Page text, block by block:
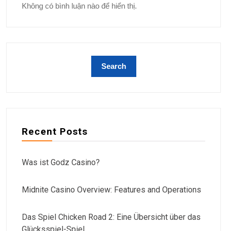
Không có bình luận nào để hiển thị.
Recent Posts
Was ist Godz Casino?
Midnite Casino Overview: Features and Operations
Das Spiel Chicken Road 2: Eine Übersicht über das